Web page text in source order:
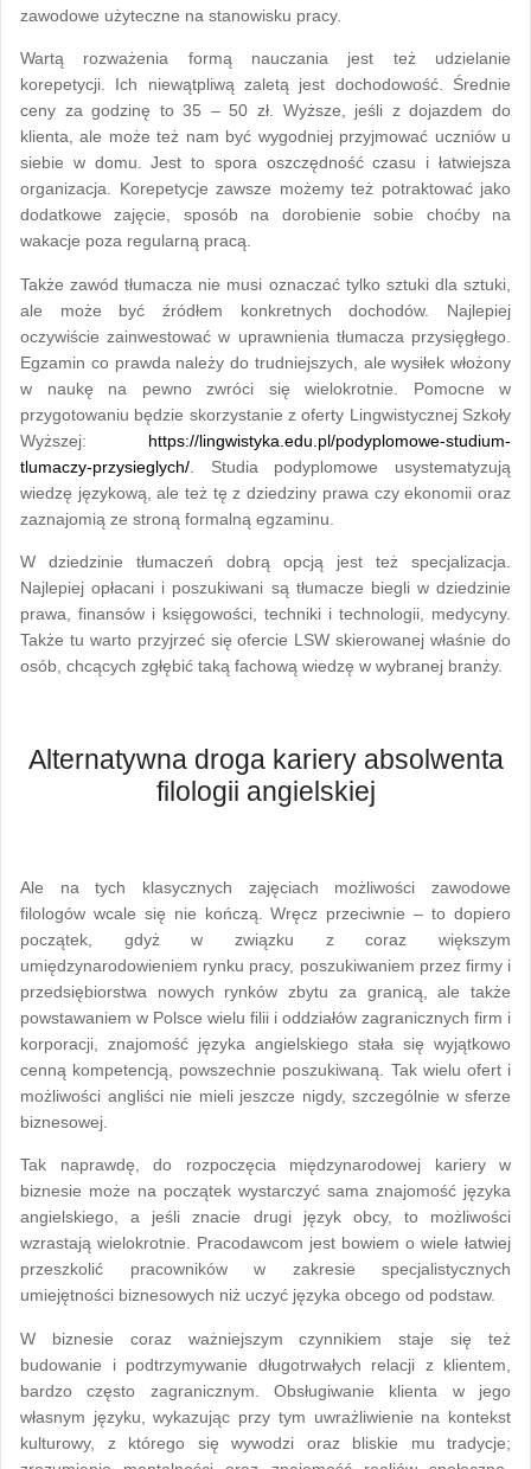
zawodowe użyteczne na stanowisku pracy.
Wartą rozważenia formą nauczania jest też udzielanie
korepetycji. Ich niewątpliwą zaletą jest dochodowość. Średnie
ceny za godzinę to 35 – 50 zł. Wyższe, jeśli z dojazdem do
klienta, ale może też nam być wygodniej przyjmować uczniów u
siebie w domu. Jest to spora oszczędność czasu i łatwiejsza
organizacja. Korepetycje zawsze możemy też potraktować jako
dodatkowe zajęcie, sposób na dorobienie sobie choćby na
wakacje poza regularną pracą.
Także zawód tłumacza nie musi oznaczać tylko sztuki dla sztuki,
ale może być źródłem konkretnych dochodów. Najlepiej
oczywiście zainwestować w uprawnienia tłumacza przysięgłego.
Egzamin co prawda należy do trudniejszych, ale wysiłek włożony
w naukę na pewno zwróci się wielokrotnie. Pomocne w
przygotowaniu będzie skorzystanie z oferty Lingwistycznej Szkoły
Wyższej: https://lingwistyka.edu.pl/podyplomowe-studium-
tlumaczy-przysieglych/ . Studia podyplomowe usystematyzują
wiedzę językową, ale też tę z dziedziny prawa czy ekonomii oraz
zaznajomią ze stroną formalną egzaminu.
W dziedzinie tłumaczeń dobrą opcją jest też specjalizacja.
Najlepiej opłacani i poszukiwani są tłumacze biegli w dziedzinie
prawa, finansów i księgowości, techniki i technologii, medycyny.
Także tu warto przyjrzeć się ofercie LSW skierowanej właśnie do
osób, chcących zgłębić taką fachową wiedzę w wybranej branży.
Alternatywna droga kariery absolwenta
filologii angielskiej
Ale na tych klasycznych zajęciach możliwości zawodowe
filologów wcale się nie kończą. Wręcz przeciwnie – to dopiero
początek, gdyż w związku z coraz większym
umiędzynarodowieniem rynku pracy, poszukiwaniem przez firmy i
przedsiębiorstwa nowych rynków zbytu za granicą, ale także
powstawaniem w Polsce wielu filii i oddziałów zagranicznych firm i
korporacji, znajomość języka angielskiego stała się wyjątkowo
cenną kompetencją, powszechnie poszukiwaną. Tak wielu ofert i
możliwości angliści nie mieli jeszcze nigdy, szczególnie w sferze
biznesowej.
Tak naprawdę, do rozpoczęcia międzynarodowej kariery w
biznesie może na początek wystarczyć sama znajomość języka
angielskiego, a jeśli znacie drugi język obcy, to możliwości
wzrastają wielokrotnie. Pracodawcom jest bowiem o wiele łatwiej
przeszkolić pracowników w zakresie specjalistycznych
umiejętności biznesowych niż uczyć języka obcego od podstaw.
W biznesie coraz ważniejszym czynnikiem staje się też
budowanie i podtrzymywanie długotrwałych relacji z klientem,
bardzo często zagranicznym. Obsługiwanie klienta w jego
własnym języku, wykazując przy tym uwrażliwienie na kontekst
kulturowy, z którego się wywodzi oraz bliskie mu tradycje;